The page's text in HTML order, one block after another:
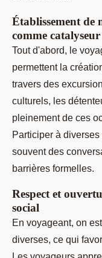
Établissement de
comme catalyseur
Tout d'abord, le
permettent la
travers des
culturels, les
pleinement de ces
Participer à
souvent des
barrières formelles.
Respect et
social
En voyageant, on
diverses, ce qui